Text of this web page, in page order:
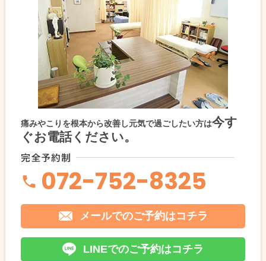
痛みやこりを根本から改善し元気で過ごしたい方は今す
ぐお電話ください。
072-752-8325
メールでのご予約はコチラ
LINEでのご予約はコチラ